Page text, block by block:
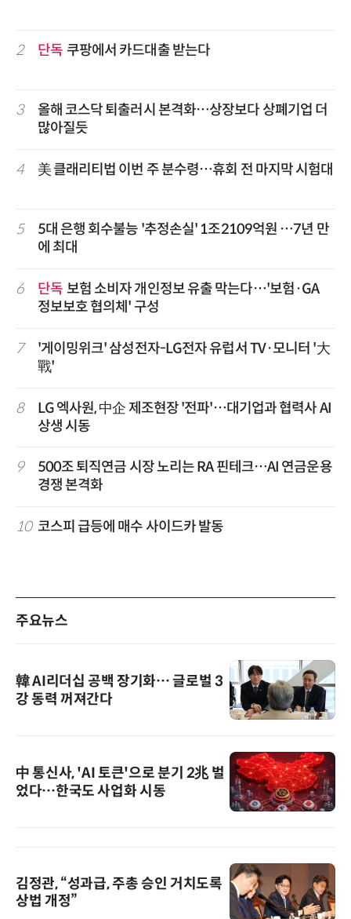
2 단독 쿠팡에서 카드대출 받는다
3
올해 코스닥 퇴출러시 본격화…상장보다 상폐기업 더
많아질듯
4 美 클래리티법 이번 주 분수령…휴회 전 마지막 시험대
5
5대 은행 회수불능 '추정손실' 1조2109억원 …7년 만
에 최대
6 단독 보험 소비자 개인정보 유출 막는다…'보험·GA
정보보호 협의체' 구성
7
'게이밍위크' 삼성전자-LG전자 유럽서 TV·모니터 '大
戰'
8
LG 엑사원, 中企 제조현장 '전파'…대기업과 협력사 AI
상생 시동
9
500조 퇴직연금 시장 노리는 RA 핀테크…AI 연금운용
경쟁 본격화
10 코스피 급등에 매수 사이드카 발동
주요뉴스
韓 AI리더십 공백 장기화… 글로벌 3
강 동력 꺼져간다
中 통신사, 'AI 토큰'으로 분기 2兆 벌
었다…한국도 사업화 시동
김정관, “성과급, 주총 승인 거치도록
상법 개정”